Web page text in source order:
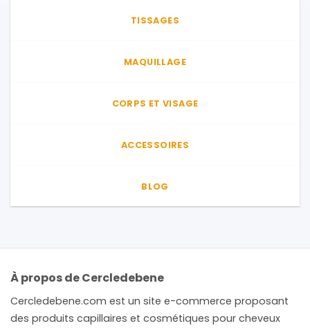
TISSAGES
MAQUILLAGE
CORPS ET VISAGE
ACCESSOIRES
BLOG
À propos de Cercledebene
Cercledebene.com est un site e-commerce proposant
des produits capillaires et cosmétiques pour cheveux